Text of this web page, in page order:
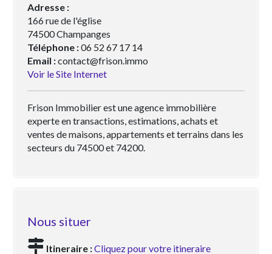
Adresse :
166 rue de l'église
74500 Champanges
Téléphone :06 52 67 17 14
Email :contact@frison.immo
Voir le Site Internet
Frison Immobilier est une agence immobilière
experte en transactions, estimations, achats et
ventes de maisons, appartements et terrains dans les
secteurs du 74500 et 74200.
Nous situer
Itineraire :Cliquez pour votre itineraire